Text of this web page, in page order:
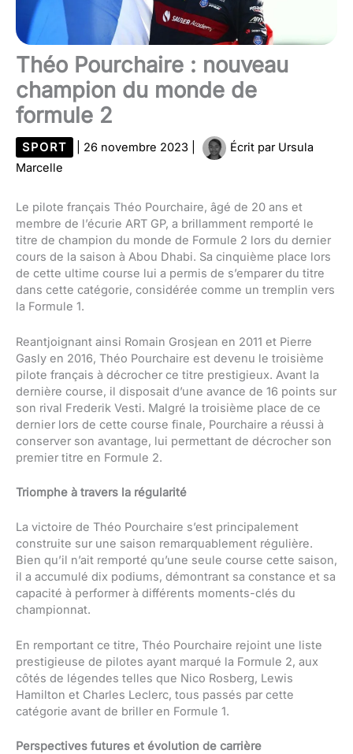
Théo Pourchaire : nouveau
champion du monde de
formule 2
SPORT 26 novembre 2023 Écrit par Ursula
Marcelle
Le pilote français Théo Pourchaire, âgé de 20 ans et
membre de l’écurie ART GP, a brillamment remporté le
titre de champion du monde de Formule 2 lors du dernier
cours de la saison à Abou Dhabi. Sa cinquième place lors
de cette ultime course lui a permis de s’emparer du titre
dans cette catégorie, considérée comme un tremplin vers
la Formule 1.
Reantjoignant ainsi Romain Grosjean en 2011 et Pierre
Gasly en 2016, Théo Pourchaire est devenu le troisième
pilote français à décrocher ce titre prestigieux. Avant la
dernière course, il disposait d’une avance de 16 points sur
son rival Frederik Vesti. Malgré la troisième place de ce
dernier lors de cette course finale, Pourchaire a réussi à
conserver son avantage, lui permettant de décrocher son
premier titre en Formule 2.
Triomphe à travers la régularité
La victoire de Théo Pourchaire s’est principalement
construite sur une saison remarquablement régulière.
Bien qu’il n’ait remporté qu’une seule course cette saison,
il a accumulé dix podiums, démontrant sa constance et sa
capacité à performer à différents moments-clés du
championnat.
En remportant ce titre, Théo Pourchaire rejoint une liste
prestigieuse de pilotes ayant marqué la Formule 2, aux
côtés de légendes telles que Nico Rosberg, Lewis
Hamilton et Charles Leclerc, tous passés par cette
catégorie avant de briller en Formule 1.
Perspectives futures et évolution de carrière